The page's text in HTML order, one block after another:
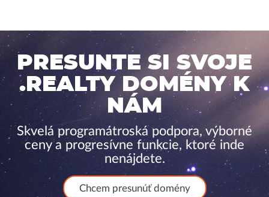
PRESUNTE SI SVOJE
.REALTY DOMÉNY K
NÁM
Skvelá programátroská podpora, výborné
ceny a progresívne funkcie, ktoré inde
nenájdete.
Chcem presunúť domény